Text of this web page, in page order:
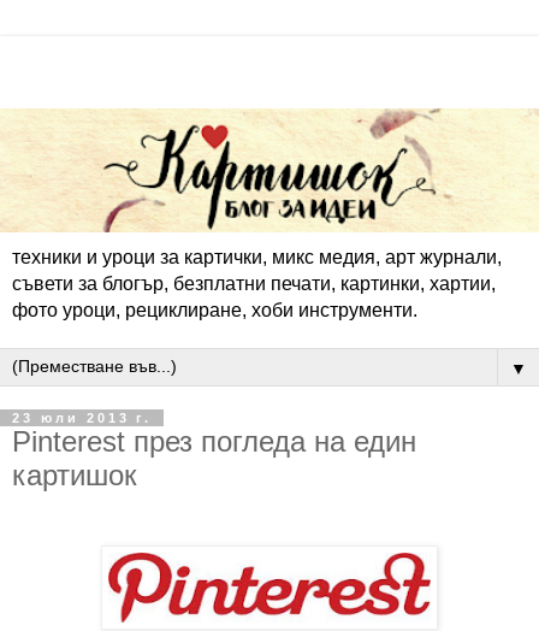
техники и уроци за картички, микс медия, арт журнали,
съвети за блогър, безплатни печати, картинки, хартии,
фото уроци, рециклиране, хоби инструменти.
▼
23 юли 2013 г.
Pinterest през погледа на един
картишок